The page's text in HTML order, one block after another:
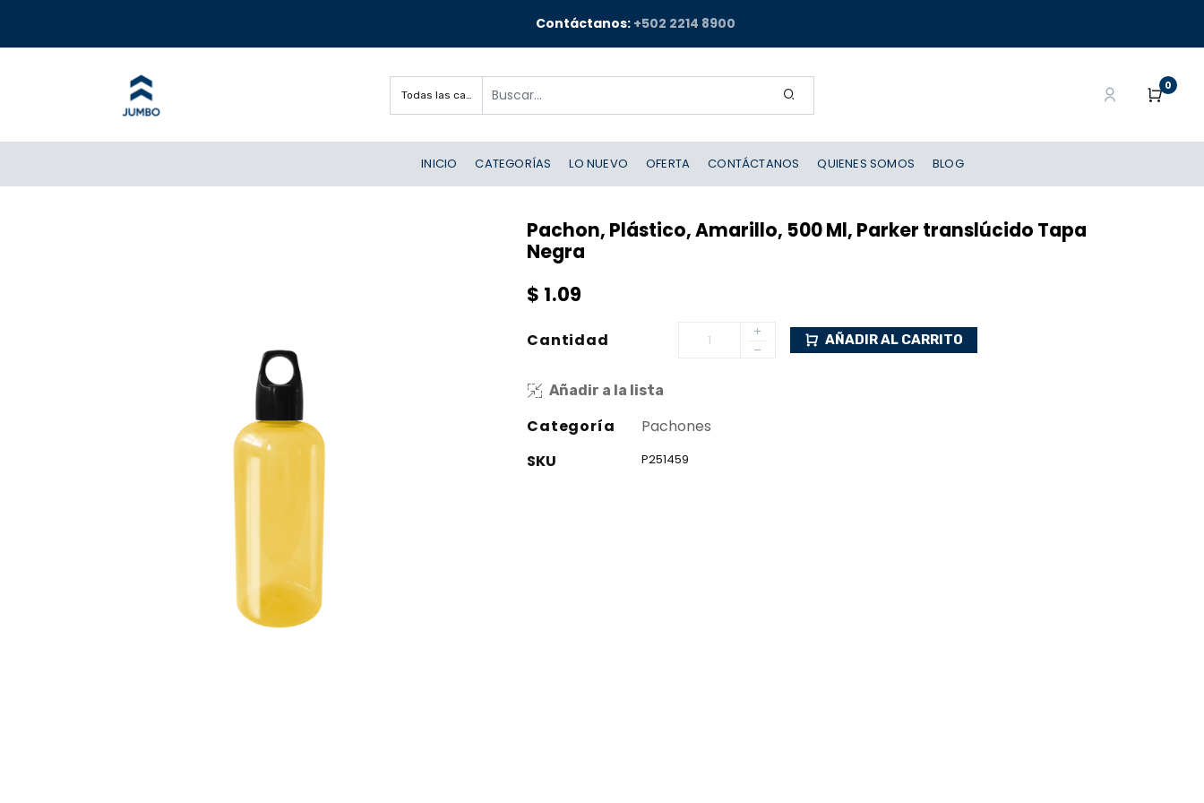
Contáctanos: +502 2214 8900
Todas las categorías
0
INICIO CATEGORÍAS LO NUEVO OFERTA CONTÁCTANOS QUIENES SOMOS BLOG
Pachon, Plástico, Amarillo, 500 Ml, Parker translúcido Tapa
Negra
$ 1.09
Cantidad AÑADIR AL CARRITO
Añadir a la lista
Categoría
Pachones
SKU
P251459